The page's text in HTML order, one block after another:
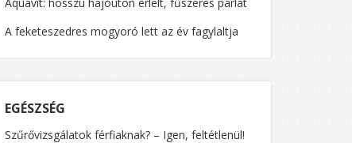
A feketeszedres mogyoró lett az év fagylaltja
EGÉSZSÉG
Szűrővizsgálatok férfiaknak? – Igen, feltétlenül!